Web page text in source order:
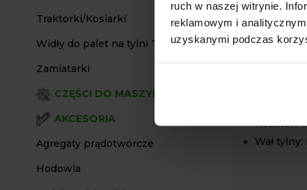
ruch w naszej witrynie.
reklamowym i
uzyskanymi podczas
Traktorki/Kosiarki
Widły do palet na tylni TUZ
Zamiatarki
CZĘŚCI DO MASZYN
AKCESORIA
Agregaty prądotwórcze
Hodowla
Dzięki tym
Rozstaw
Wał